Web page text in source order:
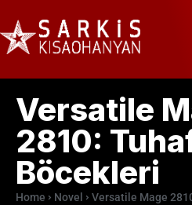
Versatile
2810:
Böcekleri
Home Novel Versatile Mage